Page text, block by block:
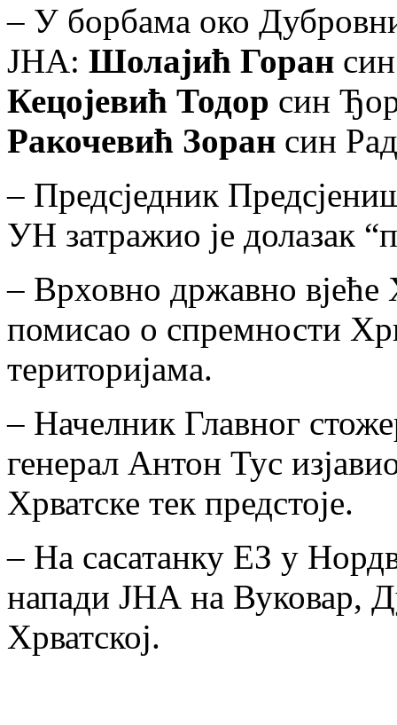
– У борбама око
ЈНА: Шолајић Горан
Кецојевић Тодор син
Ракочевић Зоран син
– Предсједник
УН затражио је долазак
– Врховно државно вјеће
помисао о спремности
територијама.
– Начелник Главног
генерал Антон Тус
Хрватске тек предстоје.
– На сасатанку ЕЗ у
напади ЈНА на Вуковар,
Хрватској.